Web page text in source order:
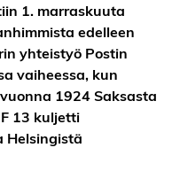
1. marraskuuta
edelleen
yhteistyö Postin
vaiheessa, kun
1924 Saksasta
13 kuljetti
Helsingistä